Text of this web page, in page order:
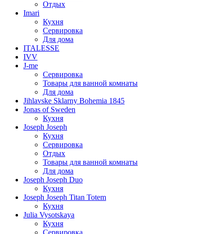
Отдых
Imari
Кухня
Сервировка
Для дома
ITALESSE
IVV
J-me
Сервировка
Товары для ванной комнаты
Для дома
Jihlavske Sklarny Bohemia 1845
Jonas of Sweden
Кухня
Joseph Joseph
Кухня
Сервировка
Отдых
Товары для ванной комнаты
Для дома
Joseph Joseph Duo
Кухня
Joseph Joseph Titan Totem
Кухня
Julia Vysotskaya
Кухня